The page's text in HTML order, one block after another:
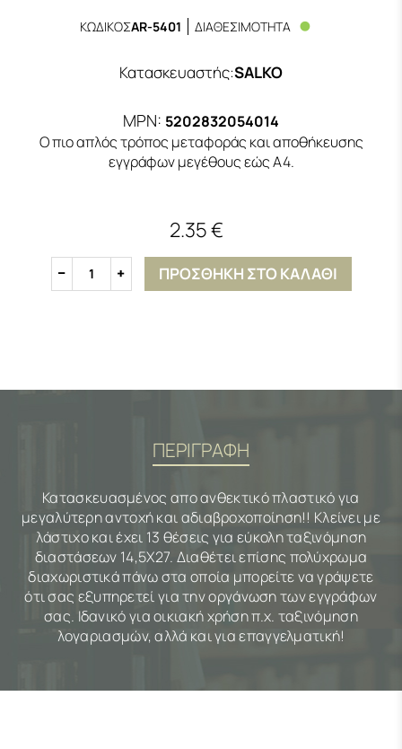
ΚΩΔΙΚΟΣAR-5401 ΔΙΑΘΕΣΙΜΟΤΗΤΑ
Κατασκευαστής:SALKO
MPN: 5202832054014
Ο πιο απλός τρόπος μεταφοράς και αποθήκευσης
εγγράφων μεγέθους εώς Α4.
2.35 €
1 ΠΡΟΣΘΗΚΗ ΣΤΟ ΚΑΛΑΘΙ
ΠΕΡΙΓΡΑΦΗ
Κατασκευασμένος απο ανθεκτικό πλαστικό για
μεγαλύτερη αντοχή και αδιαβροχοποίηση!! Κλείνει με
λάστιχο και έχει 13 θέσεις για εύκολη ταξινόμηση
διαστάσεων 14,5Χ27. Διαθέτει επίσης πολύχρωμα
διαχωριστικά πάνω στα οποία μπορείτε να γράψετε
ότι σας εξυπηρετεί για την οργάνωση των εγγράφων
σας. Ιδανικό για οικιακή χρήση π.χ. ταξινόμηση
λογαριασμών, αλλά και για επαγγελματική!